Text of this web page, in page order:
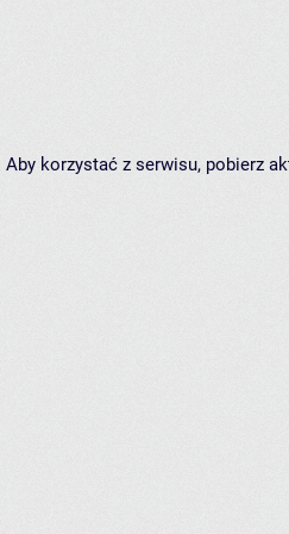
korzystać z serwisu, pobierz